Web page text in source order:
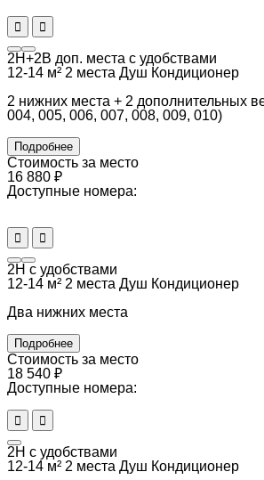
2Н+2В доп. места с удобствами
12-14 м² 2 места Душ Кондиционер
2 нижних места + 2 дополнительных
004, 005, 006, 007, 008, 009, 010)
Подробнее
Стоимость за место
16 880 ₽
Доступные номера:
2Н с удобствами
12-14 м² 2 места Душ Кондиционер
Два нижних места
Подробнее
Стоимость за место
18 540 ₽
Доступные номера:
2Н с удобствами
12-14 м² 2 места Душ Кондиционер